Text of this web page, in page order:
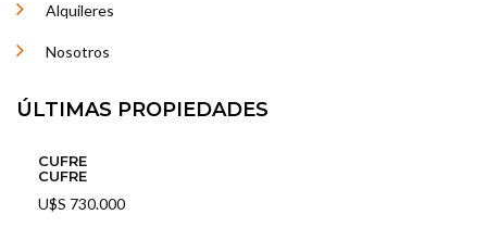
Alquileres
Nosotros
ÚLTIMAS PROPIEDADES
CUFRE
CUFRE
U$S 730.000